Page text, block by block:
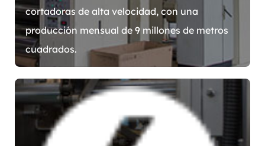
cortadoras de alta velocidad, con una
producción mensual de 9 millones de metros
cuadrados.